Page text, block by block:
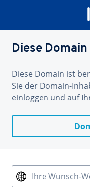
Diese
Diese Domain ist
Sie der Domain-
einloggen und auf
Ihre Wunsch-